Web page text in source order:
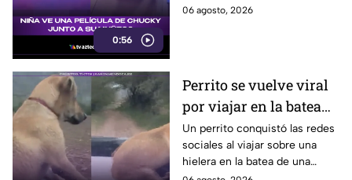
0:56
veía la película en su casa junto
06 agosto, 2026
Perrito se vuelve viral
por viajar en la batea
de una camioneta
Un perrito conquistó las redes
sociales al viajar sobre una
hielera en la batea de una